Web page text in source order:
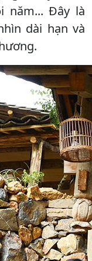
năm... Đây là
dài hạn và